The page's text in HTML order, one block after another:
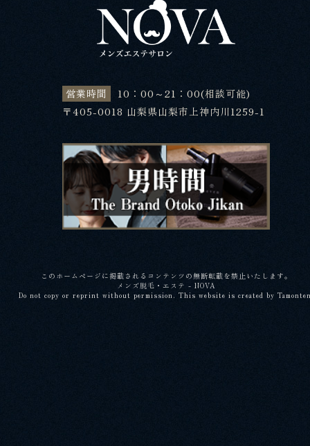
営業時間
10：00～21：00(相談可能)
〒405-0018 山梨県山梨市上神内川1259-1
このホームページに掲載されるコンテンツの無断転載を禁止いたします。
メンズ脱毛・エステ - NOVA
Do not copy or reprint without permission. This website is created by